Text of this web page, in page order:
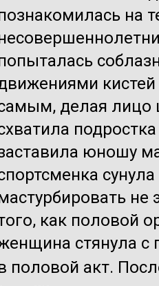
на
кистей
делая лицо
юношу
как половой
стянула с
половой акт.